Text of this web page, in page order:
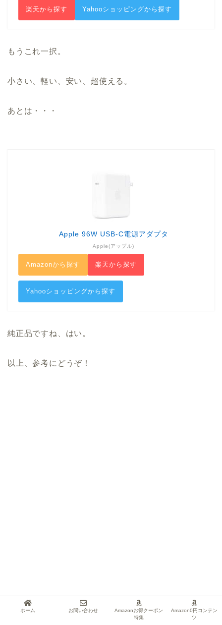
楽天から探す Yahooショッピングから探す
もうこれ一択。
小さい、軽い、安い、超使える。
あとは・・・
Apple 96W USB-C電源アダプタ
Apple(アップル)
Amazonから探す 楽天から探す
Yahooショッピングから探す
純正品ですね、はい。
以上、参考にどうぞ！
ホーム お問い合わせ
Amazonお得クーポン
特集
Amazon0円コンテン
ツ